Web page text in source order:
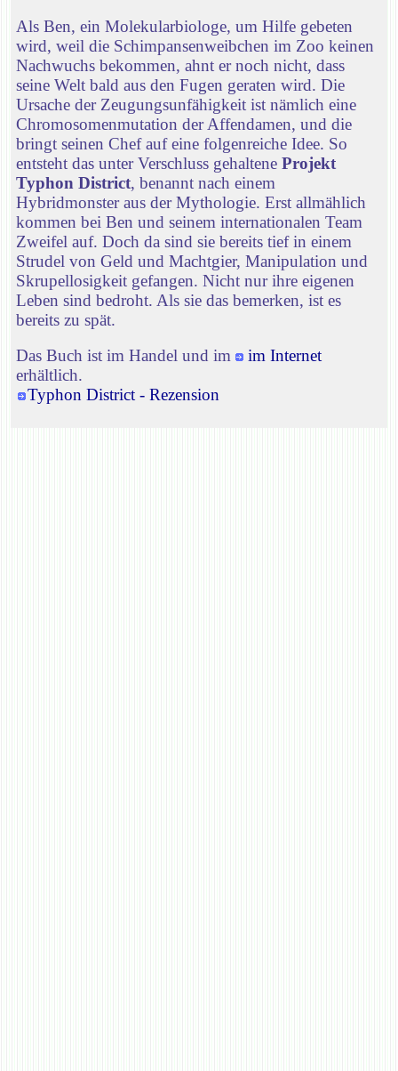
Als Ben, ein Molekularbiologe, um Hilfe gebeten
wird, weil die Schimpansenweibchen im Zoo keinen
Nachwuchs bekommen, ahnt er noch nicht, dass
seine Welt bald aus den Fugen geraten wird. Die
Ursache der Zeugungsunfähigkeit ist nämlich eine
Chromosomenmutation der Affendamen, und die
bringt seinen Chef auf eine folgenreiche Idee. So
entsteht das unter Verschluss gehaltene Projekt
Typhon District, benannt nach einem
Hybridmonster aus der Mythologie. Erst allmählich
kommen bei Ben und seinem internationalen Team
Zweifel auf. Doch da sind sie bereits tief in einem
Strudel von Geld und Machtgier, Manipulation und
Skrupellosigkeit gefangen. Nicht nur ihre eigenen
Leben sind bedroht. Als sie das bemerken, ist es
bereits zu spät.
Das Buch ist im Handel und im
im Internet
erhältlich.
Typhon District - Rezension